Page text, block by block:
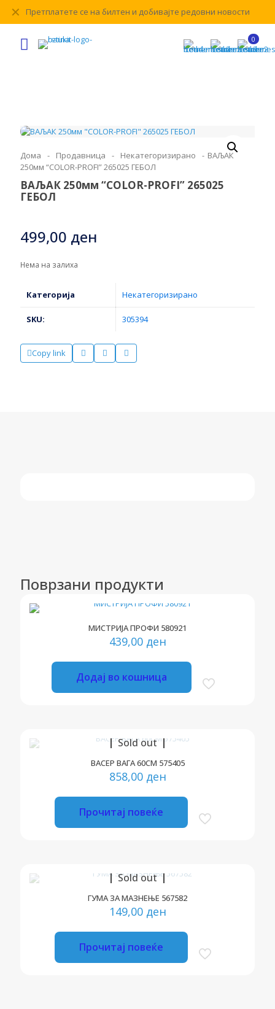
Претплатете се на билтен и добивајте редовни новости
✕
0
Дома - Продавница - Некатегоризирано - ВАЉАК
250мм “COLOR-PROFI” 265025 ГЕБОЛ
ВАЉАК 250мм “COLOR-PROFI” 265025
ГЕБОЛ
499,00 ден
Нема на залиха
Категорија Некатегоризирано
SKU: 305394
Copy link
Поврзани продукти
МИСТРИЈА ПРОФИ 580921
439,00 ден
Додај во кошница
Sold out
ВАСЕР ВАГА 60СМ 575405
858,00 ден
Прочитај повеќе
Sold out
ГУМА ЗА МАЗНЕЊЕ 567582
149,00 ден
Прочитај повеќе